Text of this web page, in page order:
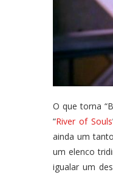
O que torna
“River of Souls
ainda um
um elenco
igualar um